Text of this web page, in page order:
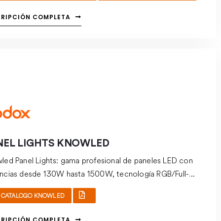
a distintos entornos de rodaje, tanto en interiores
en exteriores.
COMPLETA
LIGHTS KNOWLED
Panel Lights: gama profesional de paneles LED con
desde 130W hasta 1500W, tecnología RGB/Full-
Bi-color, la mayoría con clasificación IP65, control
CRMX/Bluetooth.
CATALOGO KNOWLED